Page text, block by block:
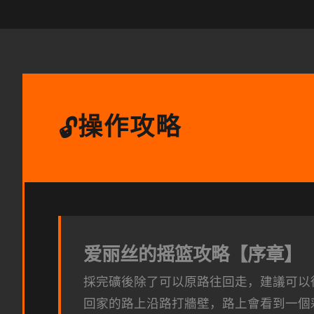
🔓操作攻略
爱丽丝的摇篮攻略【序章】
採完礦後除了可以原路往回走，建議可以
回家的路上沿路打牆壁，路上會看到一個